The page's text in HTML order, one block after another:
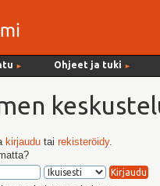
► Ohjeet ja tuki ►
kirjaudu tairekisteröidy.